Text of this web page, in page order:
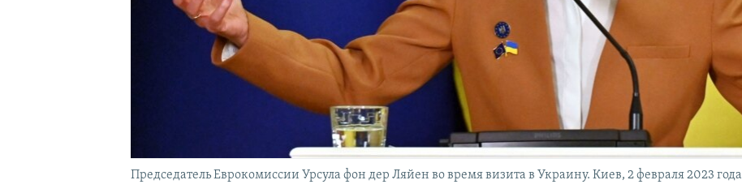
Председатель Еврокомиссии Урсула фон дер Ляйен во время визита в Украину. Киев, 2 февраля 2023 года